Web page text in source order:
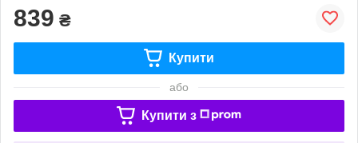
839 ₴
Купити
або
Купити з